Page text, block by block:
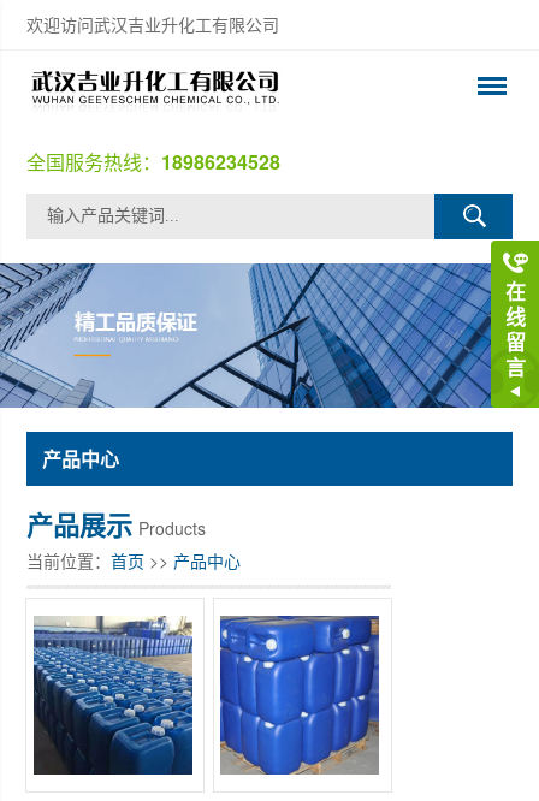
欢迎访问武汉吉业升化工有限公司
全国服务热线： 18986234528
产品中心
产品展示 Products
当前位置：首页 >> 产品中心
在
线
留
言